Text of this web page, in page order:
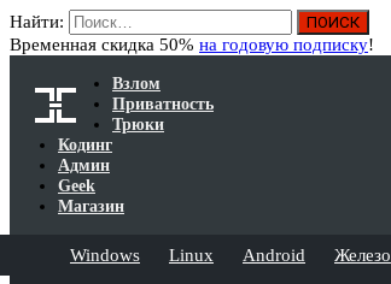
Найти:
Временная скидка 50% на годовую подписку!
Взлом
Приватность
Трюки
Кодинг
Админ
Geek
Магазин
Windows Linux Android Железо